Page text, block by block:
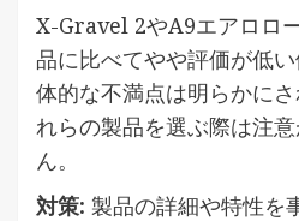
X-Gravel 2やA9エアロロ
品に比べてやや評価が低
体的な不満点は明らかに
れらの製品を選ぶ際は注
ん。
対策: 製品の詳細や特性を